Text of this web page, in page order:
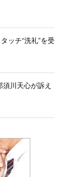
ッチ“洗礼”を受
川天心が訴え